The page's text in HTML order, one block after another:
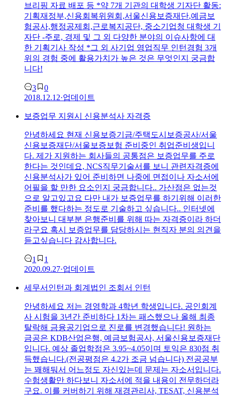
브리핑 자료 배포 등 *약 7개 기관의 대학생 기자단 활동:
기획재정부,신용회복위원회,서울신용보증재단,예금보
험공사,행정공제회,근로복지공단, 중소기업청 대학생 기
자단 -주로, 경제 및 그 외 다양한 분야의 이슈사항에 대
한 기획기사 작성 *그 외 사기업 영업직무 인턴경험 3개
위의 경험 중에 활용가치가 높은 것은 무엇인지 궁금합
니다!
3
0
2018.12.12·업데이트
보증업무 지원시 신용분석사 자격증
안녕하세요 현재 신용보증기금/주택도시보증공사/서울
신용보증재단/서울보증보험 준비중인 취업준비생입니
다. 제가 지원하는 회사들의 공통점은 보증업무를 주로
한다는 것인데요, NCS직무기술서를 보니 관련자격증에
신용분석사가 있어 준비하면 나중에 면접이나 자소서에
어필을 할 만한 요소인지 궁금합니다.. 가산점은 없는것
으로 알고있고요 다만 내가 보증업무를 하기위해 이러한
준비를 했다하는 정도로 기술하고 싶습니다.. 인터넷에
찾아보니 대부분 은행준비를 위해 따는 자격증이라 하더
라구요 혹시 보증업무를 담당하시는 현직자 분의 의견을
듣고싶습니다 감사합니다.
1
1
2020.09.27·업데이트
세무서인턴과 회계법인 조회서 인턴
안녕하세요 저는 경영학과 4학년 학생입니다. 공인회계
사 시험을 3년간 준비하다 1차는 패스했으나 올해 최종
탈락해 금융공기업으로 진로를 변경했습니다! 원하는
금공은 KDB산업은행, 예금보험공사, 서울신용보증재단
입니다. 예상 졸업학점은 3.95~4.05이며 토익은 830점 취
득했습니다.(전공평점은 4.2가 조금 넘습니다) 전공공부
는 꽤해둬서 어느정도 자신있는데 문제는 자소서입니다.
수험생활만 하다보니 자소서에 적을 내용이 전무하더라
구요. 이를 커버하기 위해 재경관리사, TESAT, 신용분석